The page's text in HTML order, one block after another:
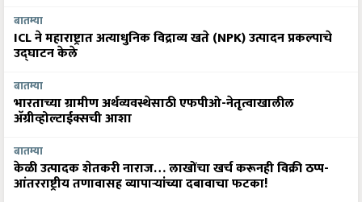
बातम्या
ICL ने महाराष्ट्रात अत्याधुनिक विद्राव्य खते (NPK) उत्पादन प्रकल्पाचे
उद्घाटन केले
बातम्या
भारताच्या ग्रामीण अर्थव्यवस्थेसाठी एफपीओ-नेतृत्वाखालील
अ‍ॅग्रीव्होल्टाईक्सची आशा
बातम्या
केळी उत्पादक शेतकरी नाराज… लाखोंचा खर्च करूनही विक्री ठप्प-
आंतरराष्ट्रीय तणावासह व्यापाऱ्यांच्या दबावाचा फटका!